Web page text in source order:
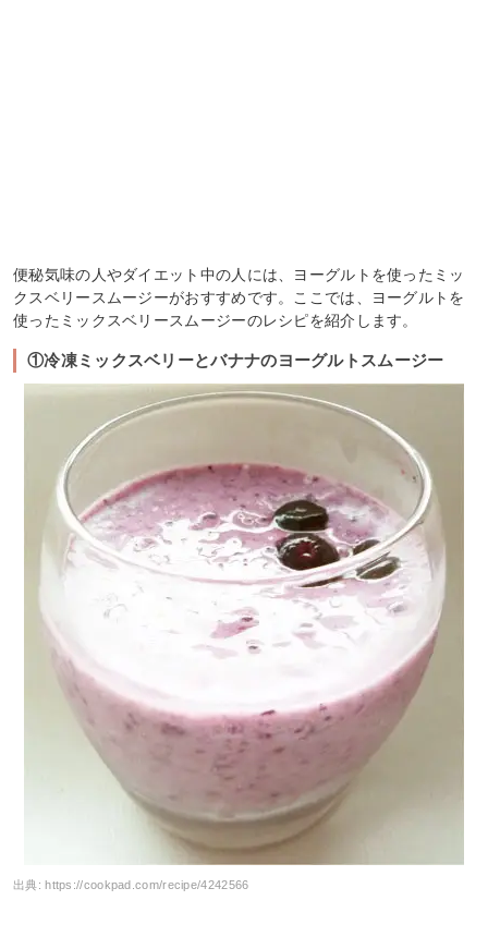
便秘気味の人やダイエット中の人には、ヨーグルトを使ったミッ
クスベリースムージーがおすすめです。ここでは、ヨーグルトを
使ったミックスベリースムージーのレシピを紹介します。
①冷凍ミックスベリーとバナナのヨーグルトスムージー
出典:https://cookpad.com/recipe/4242566